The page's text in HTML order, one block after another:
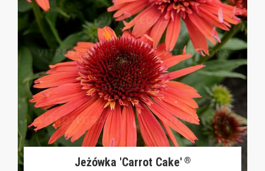
Jeżówka 'Carrot Cake' ®